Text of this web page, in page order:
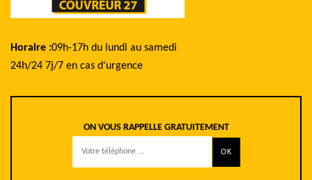
Horaire :09h-17h du lundi au samedi
24h/24 7j/7 en cas d'urgence
ON VOUS RAPPELLE GRATUITEMENT